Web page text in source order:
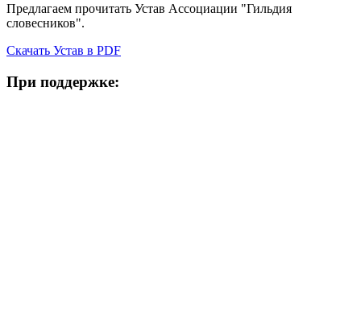
Предлагаем прочитать Устав Ассоциации "Гильдия
словесников".
Скачать Устав в PDF
При поддержке: